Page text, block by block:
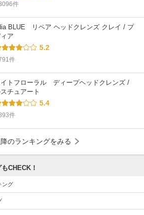
フ
敏感肌 / 40代 / ブルベ
フ
乾燥肌 / 30代 / ブルベ
フ
乾燥肌 / 40代 / イエベ
件
BLUE リペア ヘッドクレンズ クレイ / プ
ア
5.2
件
イトフローラル ディープヘッドクレンズ /
チュアート
5.4
件
のランキングをみる
CHECK！
ング